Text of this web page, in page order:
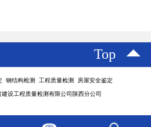
Top
钢结构检测 工程质量检测 房屋安全鉴定
设工程质量检测有限公司陕西分公司